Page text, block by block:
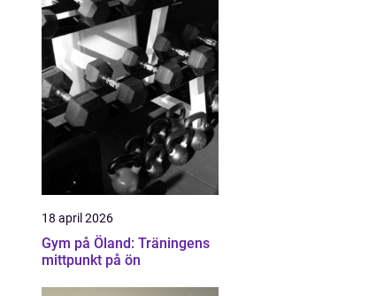
18 april 2026
Gym på Öland: Träningens
mittpunkt på ön